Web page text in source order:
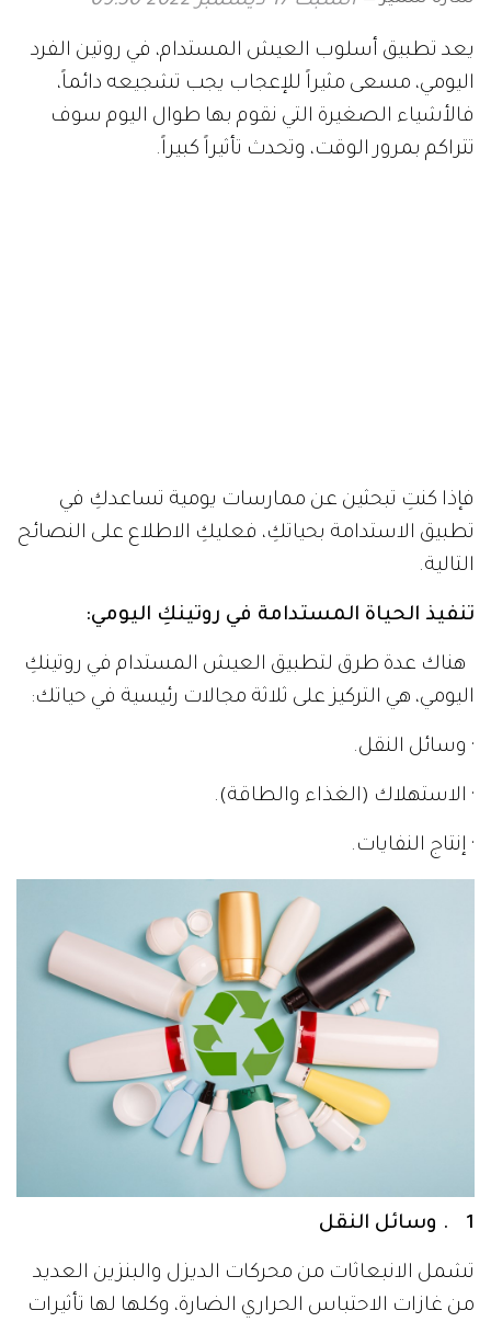
يعد تطبيق أسلوب العيش المستدام، في روتين الفرد
اليومي، مسعى مثيراً للإعجاب يجب تشجيعه دائماً،
فالأشياء الصغيرة التي نقوم بها طوال اليوم سوف
تتراكم بمرور الوقت، وتحدث تأثيراً كبيراً.
فإذا كنتِ تبحثين عن ممارسات يومية تساعدكِ في
تطبيق الاستدامة بحياتكِ، فعليكِ الاطلاع على النصائح
التالية.
تنفيذ الحياة المستدامة في روتينكِ اليومي:
هناك عدة طرق لتطبيق العيش المستدام في روتينكِ
اليومي، هي التركيز على ثلاثة مجالات رئيسية في حياتك:
· وسائل النقل.
· الاستهلاك (الغذاء والطاقة).
· إنتاج النفايات.
1 . وسائل النقل
تشمل الانبعاثات من محركات الديزل والبنزين العديد
من غازات الاحتباس الحراري الضارة، وكلها لها تأثيرات